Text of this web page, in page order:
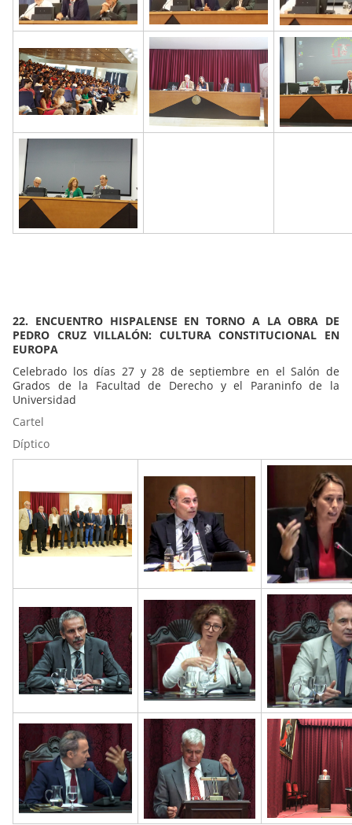
22. ENCUENTRO HISPALENSE EN TORNO A LA OBRA DE
PEDRO CRUZ VILLALÓN: CULTURA CONSTITUCIONAL EN
EUROPA
Celebrado los días 27 y 28 de septiembre en el Salón de
Grados de la Facultad de Derecho y el Paraninfo de la
Universidad
Cartel
Díptico